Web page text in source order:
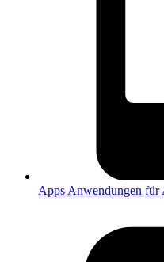
Apps Anwendungen für